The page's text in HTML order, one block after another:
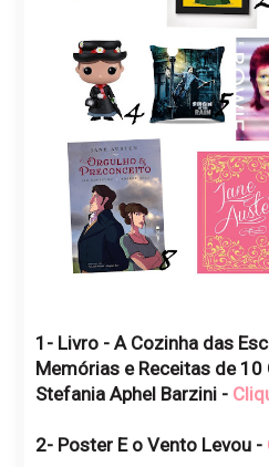
1- Livro - A Cozinha das
Memórias e Receitas de
Stefania Aphel Barzini -
2- Poster E o Vento Levou -